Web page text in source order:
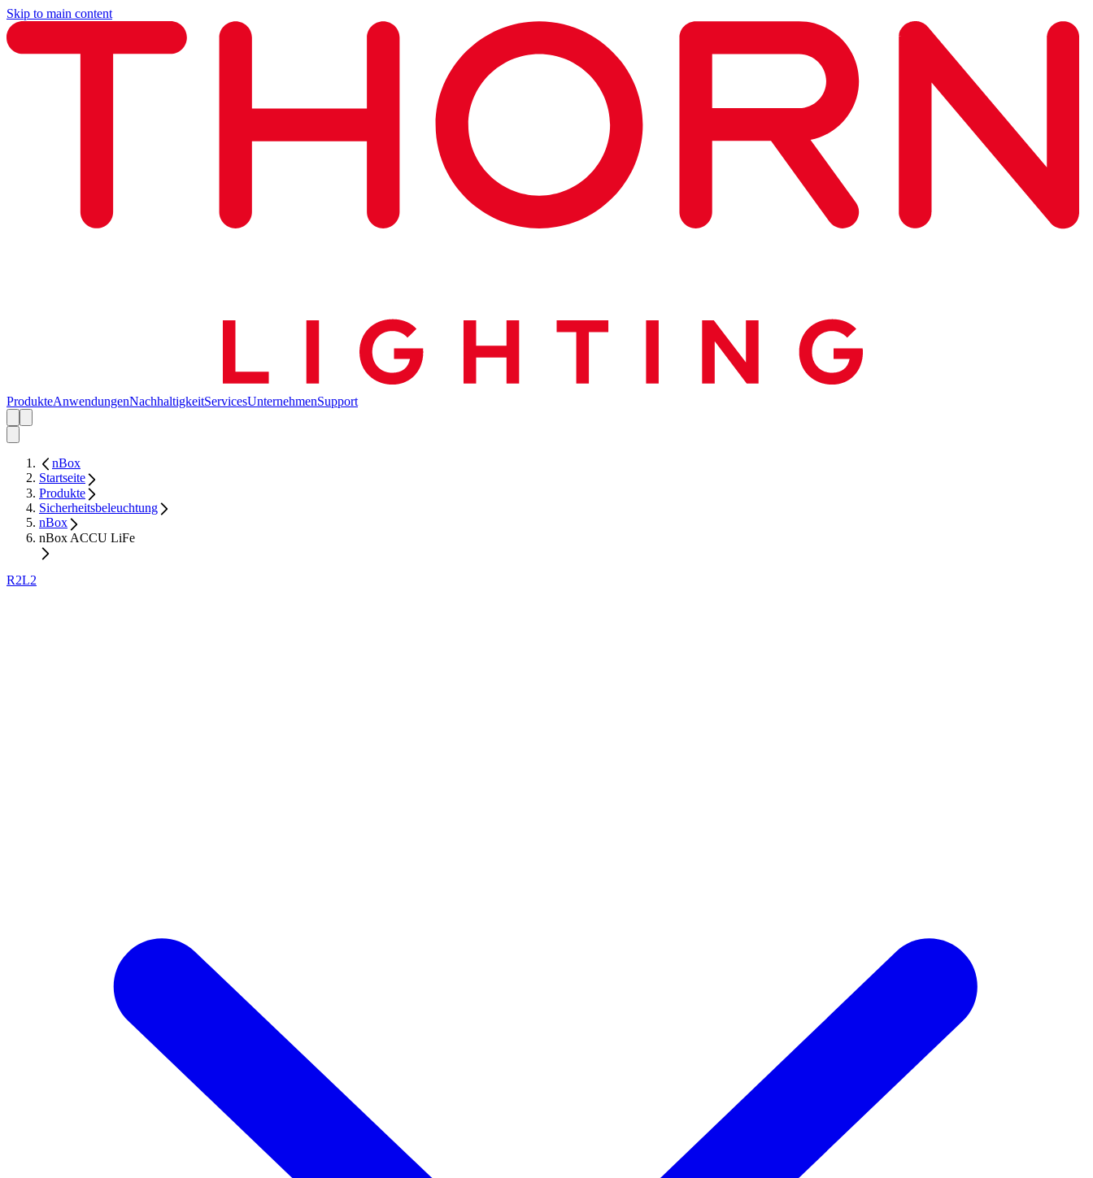
Skip to main content
ProdukteAnwendungenNachhaltigkeitServicesUnternehmenSupport
nBox
Startseite
Produkte
Sicherheitsbeleuchtung
nBox
nBox ACCU LiFe
R2L2